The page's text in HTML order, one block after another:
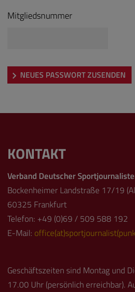
Mitgliedsnummer
NEUES PASSWORT ZUSENDEN
KONTAKT
Verband Deutscher
Bockenheimer Landstraße 17/19
60325 Frankfurt
Telefon: +49 (0)69 / 509 588 192
E-Mail:
Geschäftszeiten sind Montag und
17.00 Uhr (persönlich erreichbar).